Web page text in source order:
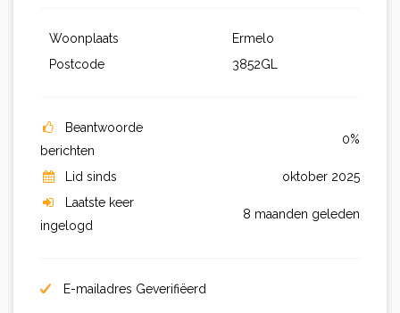
Woonplaats
Ermelo
Postcode
3852GL
Beantwoorde
berichten
0%
Lid sinds
oktober 2025
Laatste keer
ingelogd
8 maanden geleden
E-mailadres Geverifiëerd